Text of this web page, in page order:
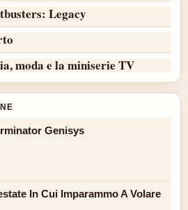
Legacy
moda e la miniserie TV
Genisys
In Cui Imparammo A Volare